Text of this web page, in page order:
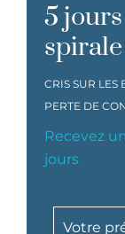
5
CRIS SUR LES
PERTE DE
Recevez
jours